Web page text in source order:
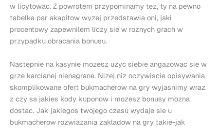
w licytowac. Z powrotem przypominamy tez, ty na pewno
tabelka par akapitow wyzej przedstawia oni, jaki
procentowy zapewnilem liczy sie w roznych grach w
przypadku obracania bonusu.
Nastepnie na kasynie mozesz uzyc siebie angazowac sie w
grze karcianej nienagrane. Nizej niz oczywiscie opisywania
skomplikowane ofert bukmacherow na gry wyjasnimy wraz
z czy sa jakies kody kuponow i mozesz bonusy mozna
dostac. Jak jakiegos twojego czasu wydaje sie u
bukmacherow rozwiazania zakladow na gry takie-jak